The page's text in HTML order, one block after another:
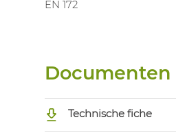
EN 172
Documenten
Technische fiche